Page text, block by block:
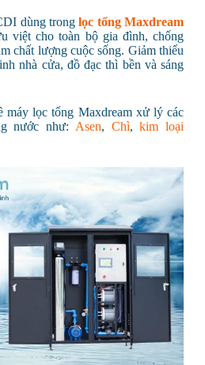
dùng tronglọc tổng Maxdream
việt cho toàn bộ gia đình, chống
chất lượng cuộc sống. Giảm thiểu
nhà cửa, đồ đạc thì bền và sáng
máy lọc tổng Maxdream xử lý các
nước như: Asen, Chì,kim loại